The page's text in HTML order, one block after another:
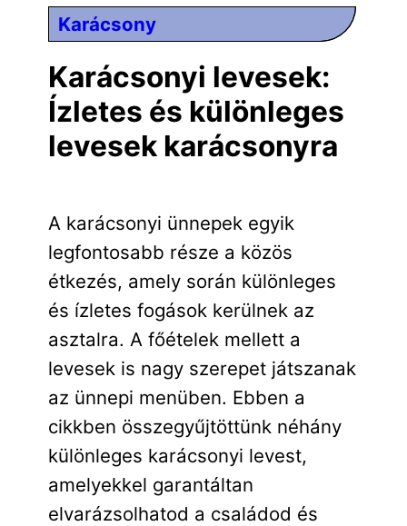
Karácsony
Karácsonyi levesek:
Ízletes és különleges
levesek karácsonyra
A karácsonyi ünnepek egyik
legfontosabb része a közös
étkezés, amely során különleges
és ízletes fogások kerülnek az
asztalra. A főételek mellett a
levesek is nagy szerepet játszanak
az ünnepi menüben. Ebben a
cikkben összegyűjtöttünk néhány
különleges karácsonyi levest,
amelyekkel garantáltan
elvarázsolhatod a családod és